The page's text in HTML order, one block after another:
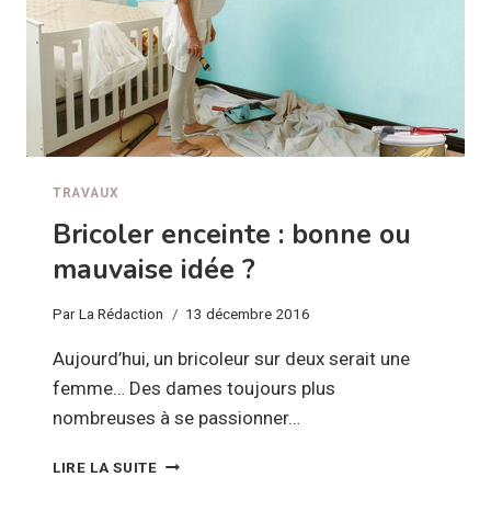
TRAVAUX
Bricoler enceinte : bonne ou
mauvaise idée ?
ParLa Rédaction 13 décembre 2016
Aujourd’hui, un bricoleur sur deux serait une
femme… Des dames toujours plus
nombreuses à se passionner…
LIRE LA SUITEBRICOLER